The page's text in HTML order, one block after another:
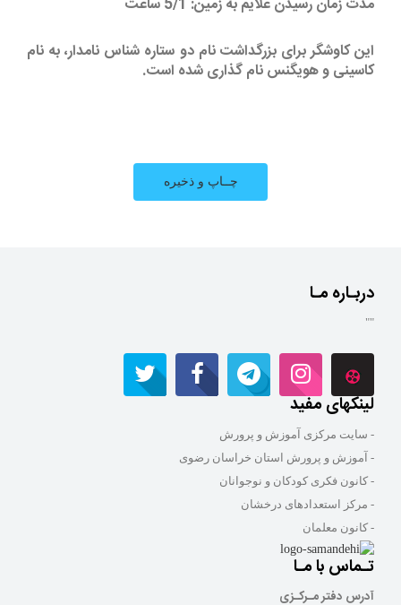
مدت زمان رسیدن علایم به زمین: 5/1 ساعت
این کاوشگر برای بزرگداشت نام دو ستاره شناس نامدار، به نام
کاسینی و هویگنس نام گذاری شده است.
دربـاره مـا
""
لینکهای مفید
- سایت مرکزی آموزش و پرورش
- آموزش و پرورش استان خراسان رضوی
- کانون فکری کودکان و نوجوانان
- مرکز استعدادهای درخشان
- کانون معلمان
تـماس با مـا
آدرس دفتر مـرکـزی